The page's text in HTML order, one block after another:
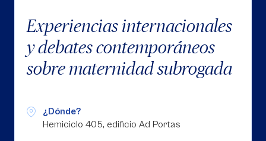
Experiencias internacionales
y debates contemporáneos
sobre maternidad subrogada
¿Dónde?
Hemiciclo 405, edificio Ad Portas